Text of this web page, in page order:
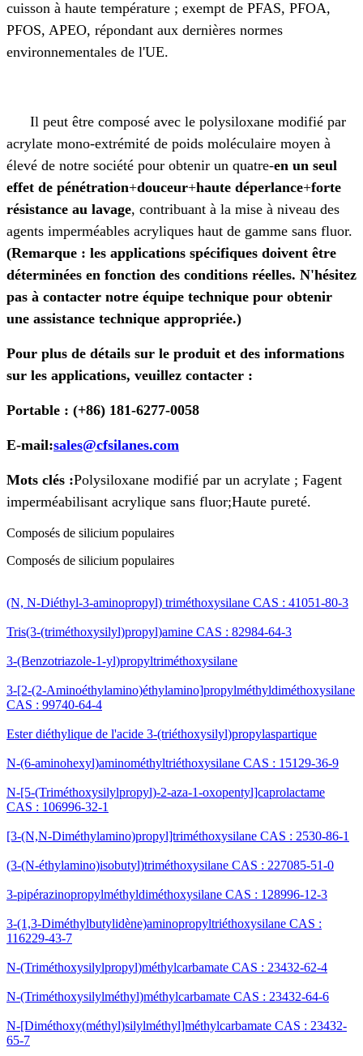
cuisson à haute température ; exempt de PFAS, PFOA,
PFOS, APEO, répondant aux dernières normes
environnementales de l'UE.
Il peut être composé avec le polysiloxane modifié par
acrylate mono-extrémité de poids moléculaire moyen à
élevé de notre société pour obtenir un quatre-en un seul
effet de pénétration+douceur+haute déperlance+forte
résistance au lavage, contribuant à la mise à niveau des
agents imperméables acryliques haut de gamme sans fluor.
(Remarque : les applications spécifiques doivent être
déterminées en fonction des conditions réelles. N'hésitez
pas à contacter notre équipe technique pour obtenir
une assistance technique appropriée.)
Pour plus de détails sur le produit et des informations
sur les applications, veuillez contacter :
Portable : (+86) 181-6277-0058
E-mail:sales@cfsilanes.com
Mots clés :Polysiloxane modifié par un acrylate ; Fagent
imperméabilisant acrylique sans fluor;Haute pureté.
Composés de silicium populaires
Composés de silicium populaires
(N, N-Diéthyl-3-aminopropyl) triméthoxysilane CAS : 41051-80-3
Tris(3-(triméthoxysilyl)propyl)amine CAS : 82984-64-3
3-(Benzotriazole-1-yl)propyltriméthoxysilane
3-[2-(2-Aminoéthylamino)éthylamino]propylméthyldiméthoxysilane
CAS : 99740-64-4
Ester diéthylique de l'acide 3-(triéthoxysilyl)propylaspartique
N-(6-aminohexyl)aminométhyltriéthoxysilane CAS : 15129-36-9
N-[5-(Triméthoxysilylpropyl)-2-aza-1-oxopentyl]caprolactame
CAS : 106996-32-1
[3-(N,N-Diméthylamino)propyl]triméthoxysilane CAS : 2530-86-1
(3-(N-éthylamino)isobutyl)triméthoxysilane CAS : 227085-51-0
3-pipérazinopropylméthyldiméthoxysilane CAS : 128996-12-3
3-(1,3-Diméthylbutylidène)aminopropyltriéthoxysilane CAS :
116229-43-7
N-(Triméthoxysilylpropyl)méthylcarbamate CAS : 23432-62-4
N-(Triméthoxysilylméthyl)méthylcarbamate CAS : 23432-64-6
N-[Diméthoxy(méthyl)silylméthyl]méthylcarbamate CAS : 23432-
65-7